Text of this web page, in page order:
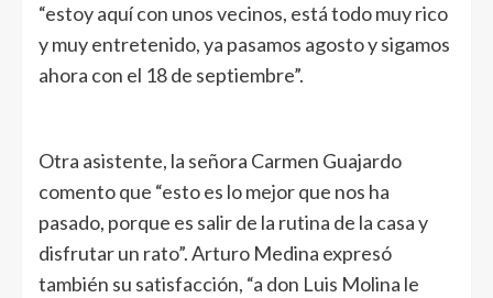
“estoy aquí con unos vecinos, está todo muy rico
y muy entretenido, ya pasamos agosto y sigamos
ahora con el 18 de septiembre”.
Otra asistente, la señora Carmen Guajardo
comento que “esto es lo mejor que nos ha
pasado, porque es salir de la rutina de la casa y
disfrutar un rato”. Arturo Medina expresó
también su satisfacción, “a don Luis Molina le